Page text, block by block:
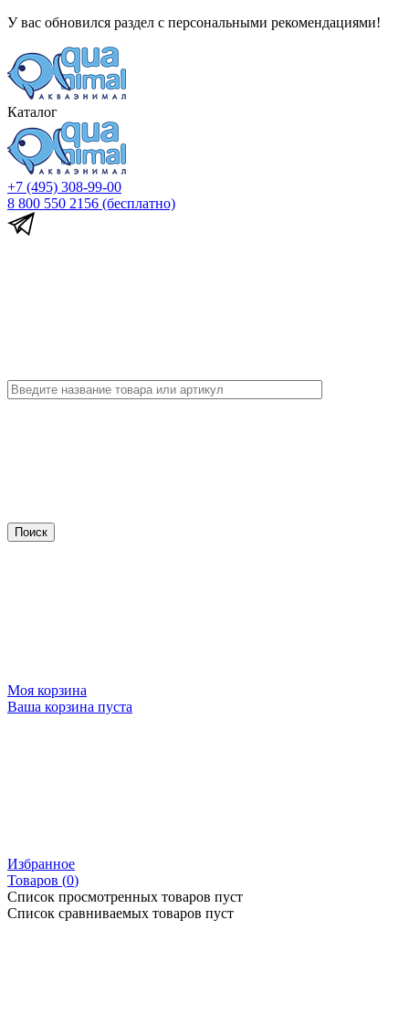
У вас обновился раздел с персональными рекомендациями!
Каталог
+7 (495) 308-99-00
8 800 550 2156 (бесплатно)
Моя корзина
Ваша корзина пуста
Избранное
Товаров (0)
Список просмотренных товаров пуст
Список сравниваемых товаров пуст